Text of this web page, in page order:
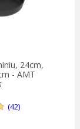
24cm,
- AMT
(42)